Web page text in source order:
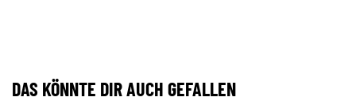
DAS KÖNNTE DIR AUCH GEFALLEN